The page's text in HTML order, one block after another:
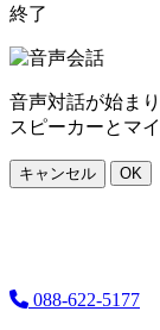
終了
音声対話が始まり
スピーカーとマ
キャンセル OK
088-622-5177